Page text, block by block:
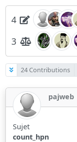
4
3
24 Contributions
pajweb
Sujet
count_hpn